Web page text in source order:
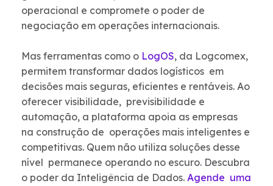
operacional e compromete o poder de
negociação em operações internacionais.
Mas ferramentas como o LogOS, da Logcomex,
permitem transformar dados logísticos em
decisões mais seguras, eficientes e rentáveis. Ao
oferecer visibilidade, previsibilidade e
automação, a plataforma apoia as empresas
na construção de operações mais inteligentes e
competitivas. Quem não utiliza soluções desse
nível permanece operando no escuro. Descubra
o poder da Inteligência de Dados. Agende uma